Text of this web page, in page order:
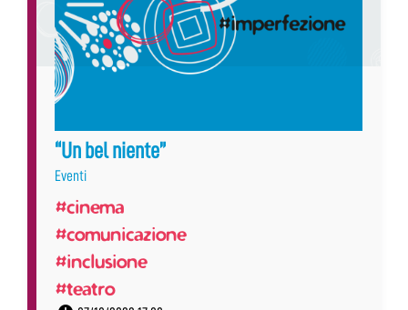
“Un bel niente”
Eventi
#cinema
#comunicazione
#inclusione
#teatro